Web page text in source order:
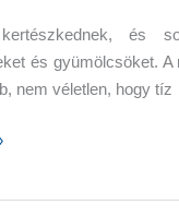
és
és gyümölcsöket.
nem véletlen, hogy tíz